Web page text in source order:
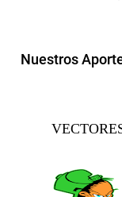
Nuestros